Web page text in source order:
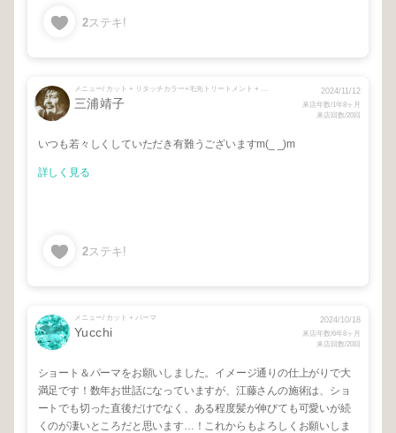
2ステキ!
メニュー/ カット + リタッチカラー+毛先トリートメント + スタンドアップ根元パーマ
三浦靖子
2024/11/12
来店年数/1年8ヶ月
来店回数/20回
いつも若々しくしていただき有難うございますm(_ _)m
詳しく見る
2ステキ!
メニュー/ カット + パーマ
Yucchi
2024/10/18
来店年数/6年8ヶ月
来店回数/20回
ショート＆パーマをお願いしました。イメージ通りの仕上がりで大
満足です！数年お世話になっていますが、江藤さんの施術は、ショ
ートでも切った直後だけでなく、ある程度髪が伸びても可愛いが続
くのが凄いところだと思います…！これからもよろしくお願いしま